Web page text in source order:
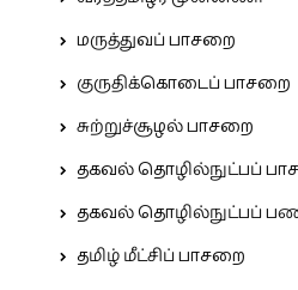
மருத்துவப் பாசறை
குருதிக்கொடைப் பாசறை
சுற்றுச்சூழல் பாசறை
தகவல் தொழில்நுட்பப்
தகவல் தொழில்நுட்பப்
தமிழ் மீட்சிப் பாசறை